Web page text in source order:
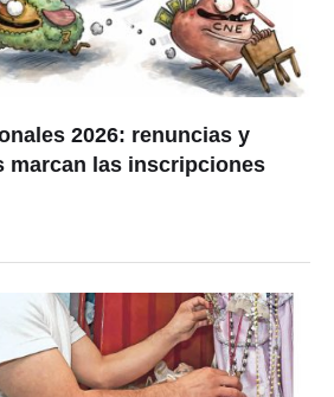
2026: renuncias y
marcan las inscripciones